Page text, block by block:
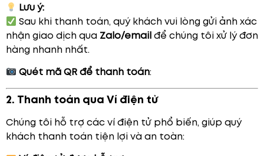
Lưu ý:
Sau khi thanh toán, quý khách vui lòng gửi ảnh xác
nhận giao dịch qua Zalo/emailđể chúng tôi xử lý đơn
hàng nhanh nhất.
Quét mã QR để thanh toán:
2. Thanh toán qua Ví điện tử
Chúng tôi hỗ trợ các ví điện tử phổ biến, giúp quý
khách thanh toán tiện lợi và an toàn: